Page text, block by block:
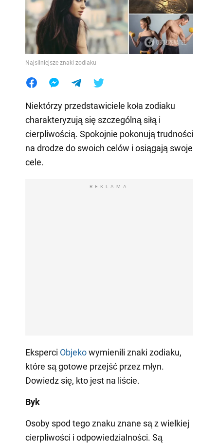
Najsilniejsze znaki zodiaku
Niektórzy przedstawiciele koła zodiaku
charakteryzują się szczególną siłą i
cierpliwością. Spokojnie pokonują trudności
na drodze do swoich celów i osiągają swoje
cele.
REKLAMA
Eksperci Objekowymienili znaki zodiaku,
które są gotowe przejść przez młyn.
Dowiedz się, kto jest na liście.
Byk
Osoby spod tego znaku znane są z wielkiej
cierpliwości i odpowiedzialności. Są